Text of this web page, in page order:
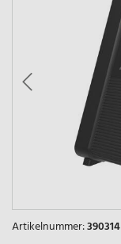
Artikelnummer:390314